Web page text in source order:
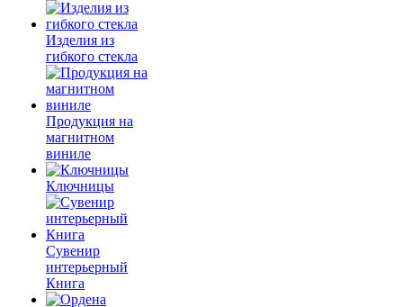
Изделия из
гибкого стекла
Продукция на
магнитном
виниле
Ключницы
Сувенир
интерьерный
Книга